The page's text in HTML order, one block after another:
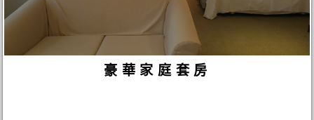
豪華家庭套房